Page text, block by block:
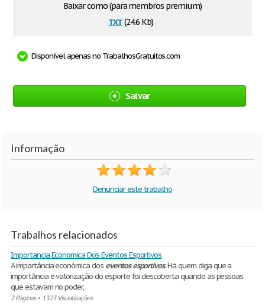
Baixar como (para membros premium)
txt(24.6 Kb)
Disponível apenas no TrabalhosGratuitos.com
Salvar
Informação
Denunciar este trabalho
Trabalhos relacionados
Importancia Economica Dos Eventos Esportivos
A importância econômica dos eventos esportivos. Há quem diga que a
importância e valorização do esporte foi descoberta quando as pessoas
que estavam no poder,
2 Páginas• 1323 Visualizações